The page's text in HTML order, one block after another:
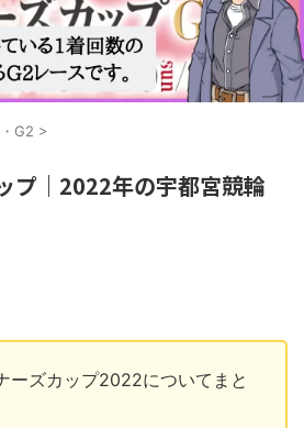
G2 >
プ｜2022年の宇都宮競輪
ーズカップ2022についてまと